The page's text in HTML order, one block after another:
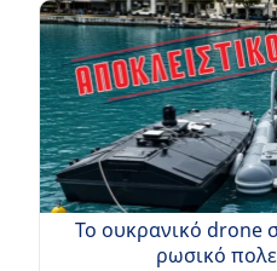
Το ουκρανικό drone
ρωσικό